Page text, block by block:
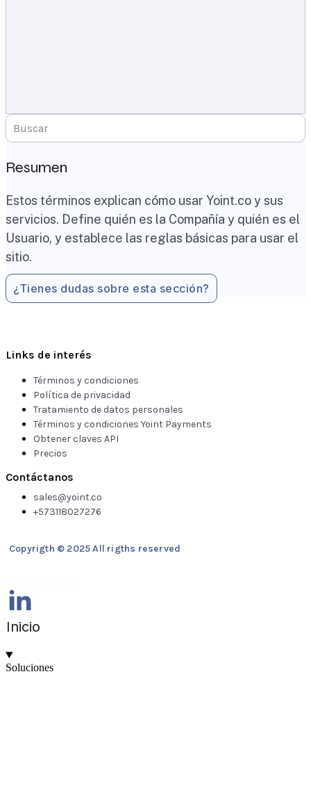
Resumen
Estos términos explican cómo usar Yoint.co y sus
servicios. Define quién es la Compañía y quién es el
Usuario, y establece las reglas básicas para usar el
sitio.
¿Tienes dudas sobre esta sección?
Links de interés
Términos y condiciones
Política de privacidad
Tratamiento de datos personales
Términos y condiciones Yoint Payments
Obtener claves API
Precios
Contáctanos
sales@yoint.co
+573118027276
Copyrigth © 2025 All rigths reserved
Inicio
Soluciones